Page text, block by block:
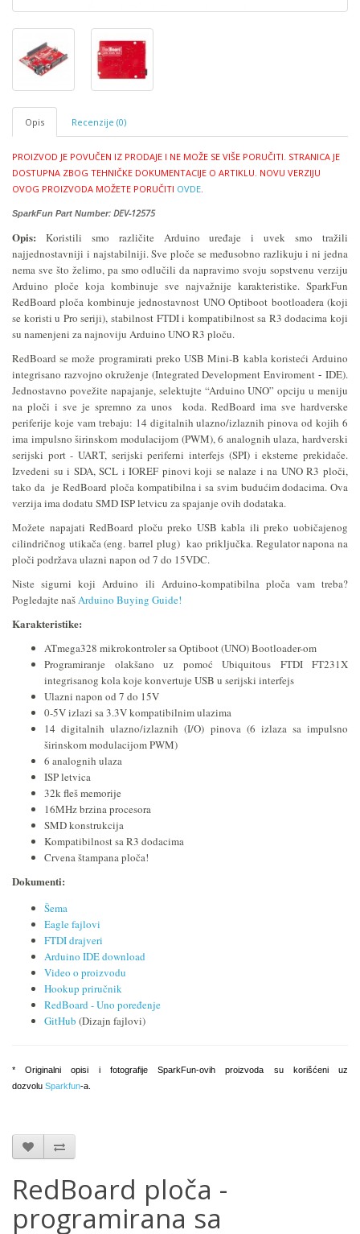
Opis Recenzije (0)
PROIZVOD JE POVUČEN IZ PRODAJE I NE MOŽE SE VIŠE PORUČITI. STRANICA JE
DOSTUPNA ZBOG TEHNIČKE DOKUMENTACIJE O ARTIKLU. NOVU VERZIJU
OVOG PROIZVODA MOŽETE PORUČITI OVDE.
SparkFun Part Number: DEV-12575
Opis:
Koristili smo različite Arduino uređaje i uvek smo tražili
najjednostavniji i najstabilniji. Sve ploče se međusobno razlikuju i ni jedna
nema sve što želimo, pa smo odlučili da napravimo svoju sopstvenu verziju
Arduino ploče koja kombinuje sve najvažnije karakteristike. SparkFun
RedBoard ploča kombinuje jednostavnost UNO Optiboot bootloadera (koji
se koristi u Pro seriji), stabilnost FTDI i kompatibilnost sa R3 dodacima koji
su namenjeni za najnoviju Arduino UNO R3 ploču.
RedBoard se može programirati preko USB Mini-B kabla koristeći Arduino
integrisano razvojno okruženje (Integrated Development Enviroment-IDE).
Jednostavno povežite napajanje, selektujte “Arduino UNO” opciju u meniju
na ploči i sve je spremno za unos koda. RedBoard ima sve hardverske
periferije koje vam trebaju: 14 digitalnih ulazno/izlaznih pinova od kojih 6
ima impulsno širinskom modulacijom (PWM), 6 analognih ulaza, hardverski
serijski port - UART, serijski periferni interfejs (SPI) i eksterne prekidače.
Izvedeni su i SDA, SCL i IOREF pinovi koji se nalaze i na UNO R3 ploči,
tako da je RedBoard ploča kompatibilna i sa svim budućim dodacima. Ova
verzija ima dodatu SMD ISP letvicu za spajanje ovih dodataka.
Možete napajati RedBoard ploču preko USB kabla ili preko uobičajenog
cilindričnog utikača (eng. barrel plug) kao priključka. Regulator napona na
ploči podržava ulazni napon od 7 do 15VDC.
Niste sigurni koji Arduino ili Arduino-kompatibilna ploča vam treba?
Pogledajte našArduino Buying Guide!
Karakteristike:
ATmega328 mikrokontroler sa Optiboot (UNO) Bootloader-om
Programiranje olakšano uz pomoć Ubiquitous FTDI FT231X
integrisanog kola koje konvertuje USB u serijski interfejs
Ulazni napon od 7 do 15V
0-5V izlazi sa 3.3V kompatibilnim ulazima
14 digitalnih ulazno/izlaznih (I/O) pinova (6 izlaza sa impulsno
širinskom modulacijom PWM)
6 analognih ulaza
ISP letvica
32k fleš memorije
16MHz brzina procesora
SMD konstrukcija
Kompatibilnost sa R3 dodacima
Crvena štampana ploča!
Dokumenti:
Šema
Eagle fajlovi
FTDI drajveri
Arduino IDE download
Video o proizvodu
Hookup priručnik
RedBoard - Uno poređenje
GitHub (Dizajn fajlovi)
* Originalni opisi i fotografije SparkFun-ovih proizvoda su korišćeni uz
dozvolu Sparkfun-a.
RedBoard ploča -
programirana sa